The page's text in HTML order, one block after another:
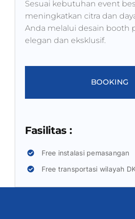
Sesuai kebutuhan event
meningkatkan citra dan
Anda melalui desain booth
elegan dan eksklusif.
BOOKING
Fasilitas :
Free instalasi pemasangan
Free transportasi wilayah